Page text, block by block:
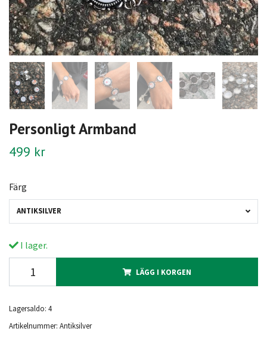
Personligt Armband
499 kr
Färg
ANTIKSILVER
I lager.
LÄGG I KORGEN
Lagersaldo: 4
Artikelnummer: Antiksilver